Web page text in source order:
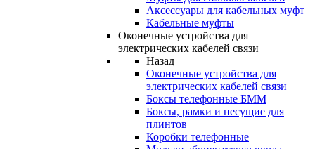
Аксессуары для кабельных муфт
Кабельные муфты
Оконечные устройства для
электрических кабелей связи
Назад
Оконечные устройства для
электрических кабелей связи
Боксы телефонные БММ
Боксы, рамки и несущие для
плинтов
Коробки телефонные